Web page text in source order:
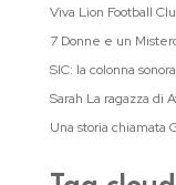
Viva Lion Football
7 Donne e un
SIC: la colonna
Sarah La ragazza di
Una storia chiamata